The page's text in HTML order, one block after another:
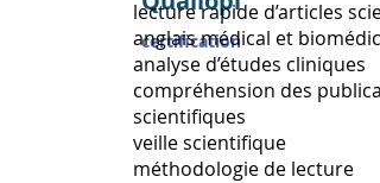
certification
lecture rapide d’articles
anglais médical et
analyse d’études cliniques
compréhension des
scientifiques
veille scientifique
méthodologie de lecture